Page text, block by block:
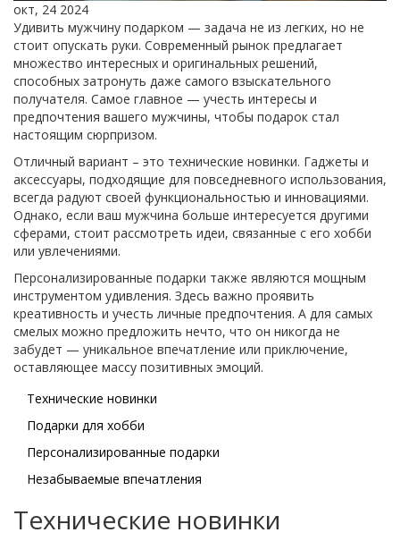
окт, 24 2024
Удивить мужчину подарком — задача не из легких, но не
стоит опускать руки. Современный рынок предлагает
множество интересных и оригинальных решений,
способных затронуть даже самого взыскательного
получателя. Самое главное — учесть интересы и
предпочтения вашего мужчины, чтобы подарок стал
настоящим сюрпризом.
Отличный вариант – это технические новинки. Гаджеты и
аксессуары, подходящие для повседневного использования,
всегда радуют своей функциональностью и инновациями.
Однако, если ваш мужчина больше интересуется другими
сферами, стоит рассмотреть идеи, связанные с его хобби
или увлечениями.
Персонализированные подарки также являются мощным
инструментом удивления. Здесь важно проявить
креативность и учесть личные предпочтения. А для самых
смелых можно предложить нечто, что он никогда не
забудет — уникальное впечатление или приключение,
оставляющее массу позитивных эмоций.
Технические новинки
Подарки для хобби
Персонализированные подарки
Незабываемые впечатления
Технические новинки